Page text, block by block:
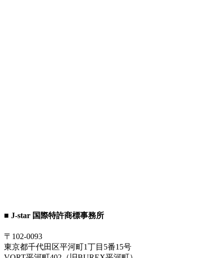
■ J-star 国際特許商標事務所
〒102-0093
東京都千代田区平河町1丁目5番15号